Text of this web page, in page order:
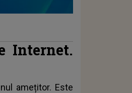
Internet.
amețitor. Este